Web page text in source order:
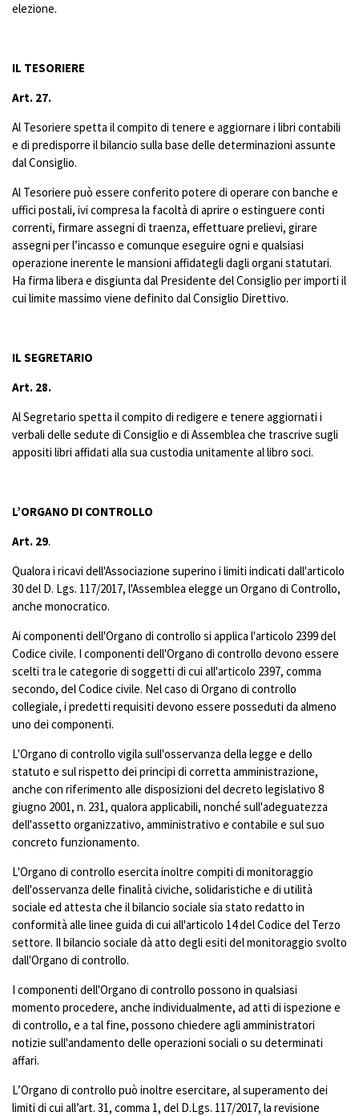
elezione.
IL TESORIERE
Art. 27.
Al Tesoriere spetta il compito di tenere e aggiornare i libri contabili
e di predisporre il bilancio sulla base delle determinazioni assunte
dal Consiglio.
Al Tesoriere può essere conferito potere di operare con banche e
uffici postali, ivi compresa la facoltà di aprire o estinguere conti
correnti, firmare assegni di traenza, effettuare prelievi, girare
assegni per l’incasso e comunque eseguire ogni e qualsiasi
operazione inerente le mansioni affidategli dagli organi statutari.
Ha firma libera e disgiunta dal Presidente del Consiglio per importi il
cui limite massimo viene definito dal Consiglio Direttivo.
IL SEGRETARIO
Art. 28.
Al Segretario spetta il compito di redigere e tenere aggiornati i
verbali delle sedute di Consiglio e di Assemblea che trascrive sugli
appositi libri affidati alla sua custodia unitamente al libro soci.
L’ORGANO DI CONTROLLO
Art. 29.
Qualora i ricavi dell'Associazione superino i limiti indicati dall'articolo
30 del D. Lgs. 117/2017, l'Assemblea elegge un Organo di Controllo,
anche monocratico.
Ai componenti dell'Organo di controllo si applica l'articolo 2399 del
Codice civile. I componenti dell'Organo di controllo devono essere
scelti tra le categorie di soggetti di cui all'articolo 2397, comma
secondo, del Codice civile. Nel caso di Organo di controllo
collegiale, i predetti requisiti devono essere posseduti da almeno
uno dei componenti.
L'Organo di controllo vigila sull'osservanza della legge e dello
statuto e sul rispetto dei principi di corretta amministrazione,
anche con riferimento alle disposizioni del decreto legislativo 8
giugno 2001, n. 231, qualora applicabili, nonché sull'adeguatezza
dell'assetto organizzativo, amministrativo e contabile e sul suo
concreto funzionamento.
L'Organo di controllo esercita inoltre compiti di monitoraggio
dell'osservanza delle finalità civiche, solidaristiche e di utilità
sociale ed attesta che il bilancio sociale sia stato redatto in
conformità alle linee guida di cui all'articolo 14 del Codice del Terzo
settore. Il bilancio sociale dà atto degli esiti del monitoraggio svolto
dall'Organo di controllo.
I componenti dell'Organo di controllo possono in qualsiasi
momento procedere, anche individualmente, ad atti di ispezione e
di controllo, e a tal fine, possono chiedere agli amministratori
notizie sull'andamento delle operazioni sociali o su determinati
affari.
L’Organo di controllo può inoltre esercitare, al superamento dei
limiti di cui all’art. 31, comma 1, del D.Lgs. 117/2017, la revisione